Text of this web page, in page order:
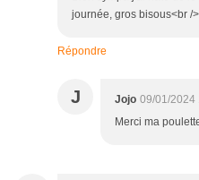
journée, gros bisous<br /
Répondre
J Jojo 09/01/2024
Merci ma